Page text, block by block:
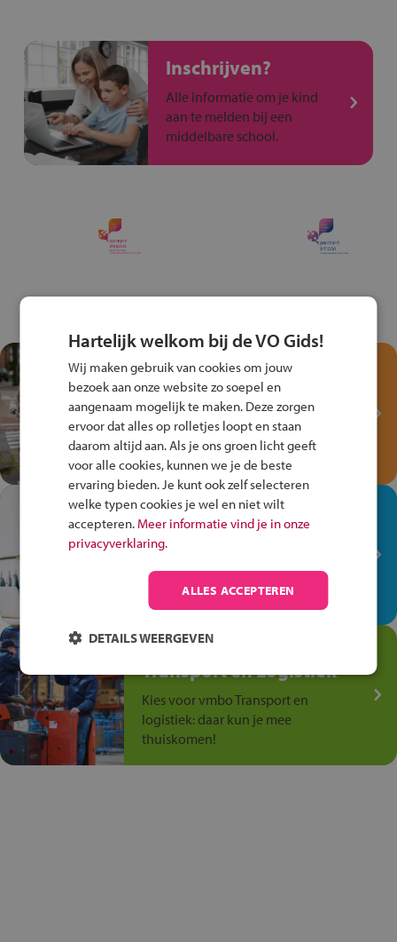
Inschrijven?
Alle informatie om je kind
aan te melden bij een
middelbare school.
Test je kennis met het
Fiets Veilig
Verkeersspel!
Speel het Fiets Veilig Verkeersspel
en win een Cortina-fiets!
In de winkel ben je op je
plek!
op de winkelvloer, waar elke dag
anders is!
Jouw talent in de
Transport en Logistiek
Kies voor vmbo Transport en
logistiek: daar kun je mee
thuiskomen!
Hartelijk welkom bij de VO Gids!
Wij maken gebruik van cookies om jouw
bezoek aan onze website zo soepel en
aangenaam mogelijk te maken. Deze zorgen
ervoor dat alles op rolletjes loopt en staan
daarom altijd aan. Als je ons groen licht geeft
voor alle cookies, kunnen we je de beste
ervaring bieden. Je kunt ook zelf selecteren
welke typen cookies je wel en niet wilt
accepteren. Meer informatie vind je in onze
privacyverklaring.
ALLES ACCEPTEREN
DETAILS WEERGEVEN